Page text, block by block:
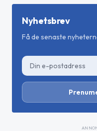
Nyhetsbrev
Få de senaste